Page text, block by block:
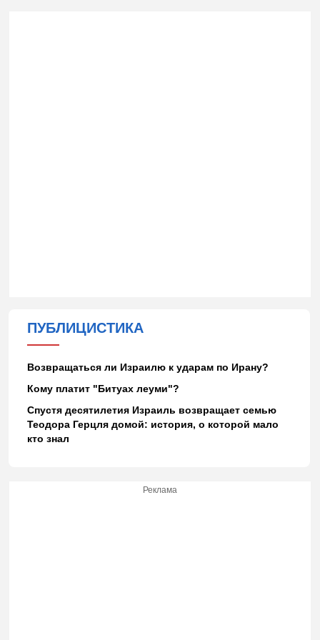
ПУБЛИЦИСТИКА
Возвращаться ли Израилю к ударам по Ирану?
Кому платит "Битуах леуми"?
Спустя десятилетия Израиль возвращает семью
Теодора Герцля домой: история, о которой мало
кто знал
Реклама